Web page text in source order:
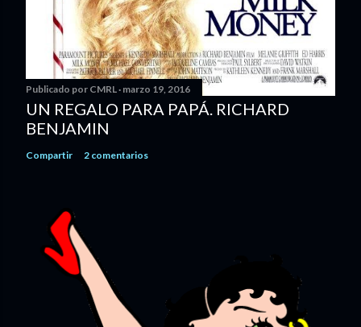
Publicado por CMRL marzo 19, 2016
UN REGALO PARA PAPÁ. RICHARD
BENJAMIN
Compartir 2 comentarios